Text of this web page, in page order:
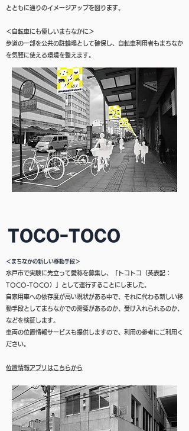
とともに通りのイメージアップを図ります。
＜自転車にも優しいまちなかに＞
歩道の一部を公共の駐輪場として確保し、自転車利用者もまちなか
を気軽に使える環境を整えます。
＜まちなかの新しい移動手段＞
水戸市で実験に先立って愛称を募集し、「トコトコ（英表記：
TOCO-TOCO）」として運行することにしました。
自家用車への依存度が高い現状がある中で、それに代わる新しい移
動手段としてまちなかでの需要があるのか、受け入れられるのか、
などを検証します。
車両の位置情報サービスも提供しますので、利用の参考にご利用く
ださい。
位置情報アプリはこちらから